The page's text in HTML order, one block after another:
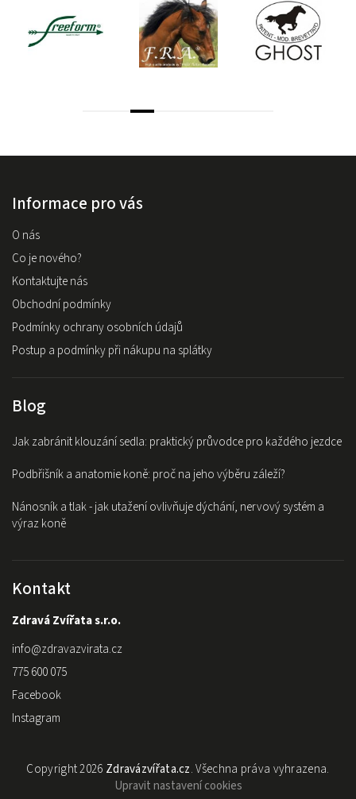
Informace pro vás
O nás
Co je nového?
Kontaktujte nás
Obchodní podmínky
Podmínky ochrany osobních údajů
Postup a podmínky při nákupu na splátky
Blog
Jak zabránit klouzání sedla: praktický průvodce pro každého jezdce
Podbřišník a anatomie koně: proč na jeho výběru záleží?
Nánosník a tlak - jak utažení ovlivňuje dýchání, nervový systém a
výraz koně
Kontakt
Zdravá Zvířata s.r.o.
info@zdravazvirata.cz
775 600 075
Facebook
Instagram
Copyright 2026 Zdravázvířata.cz. Všechna práva vyhrazena.
Upravit nastavení cookies